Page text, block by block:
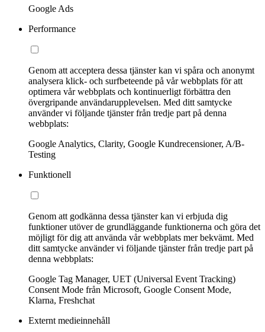
Google Ads
Performance
Genom att acceptera dessa tjänster kan vi spåra och anonymt
analysera klick- och surfbeteende på vår webbplats för att
optimera vår webbplats och kontinuerligt förbättra den
övergripande användarupplevelsen. Med ditt samtycke
använder vi följande tjänster från tredje part på denna
webbplats:
Google Analytics, Clarity, Google Kundrecensioner, A/B-
Testing
Funktionell
Genom att godkänna dessa tjänster kan vi erbjuda dig
funktioner utöver de grundläggande funktionerna och göra det
möjligt för dig att använda vår webbplats mer bekvämt. Med
ditt samtycke använder vi följande tjänster från tredje part på
denna webbplats:
Google Tag Manager, UET (Universal Event Tracking)
Consent Mode från Microsoft, Google Consent Mode,
Klarna, Freshchat
Externt medieinnehåll